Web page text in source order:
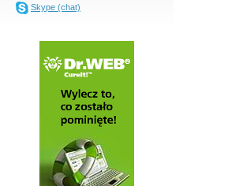
Skype (chat)